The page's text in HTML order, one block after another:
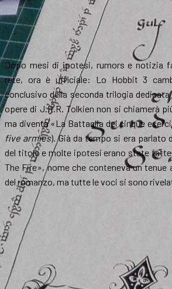
Dopo mesi di ipotesi, rumors e notizia
rete, ora è ufficiale: Lo Hobbit 3
conclusivo della seconda trilogia
opere di J.R.R. Tolkien non si chiamerà
ma diventa «La Battaglia dei cinque
five armies). Già da tempo si era parlato
del titolo e molte ipotesi erano state
The Fire», nome che conteneva un tenue
del romanzo, ma tutte le voci si sono